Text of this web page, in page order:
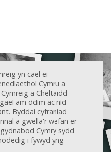
yn cael ei
Cymru a
a Cheltaidd
am ddim ac nid
Byddai cyfraniad
a gwella'r wefan er
Cymry sydd
i fywyd yng